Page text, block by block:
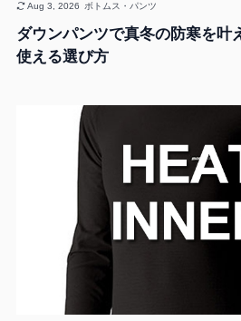
ダウンパンツで真冬の防寒を叶
使える選び方
Aug 3, 2026 ボトムス・パンツ